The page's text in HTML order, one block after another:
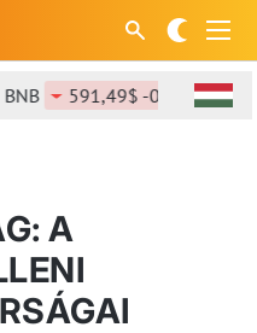
591,49$ -0,06%
A